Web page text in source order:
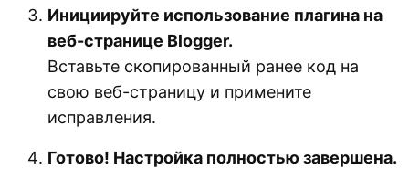
Инициируйте использование плагина на
веб-странице Blogger.
Вставьте скопированный ранее код на
свою веб-страницу и примените
исправления.
Готово! Настройка полностью завершена.